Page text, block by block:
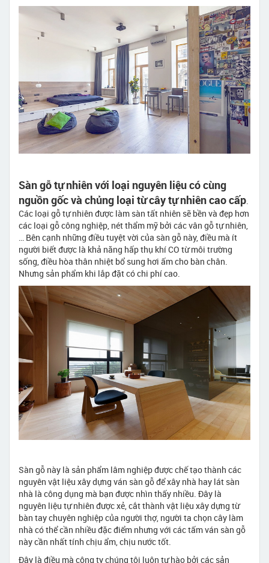
Sàn gỗ tự nhiên với loại nguyên liệu có cùng
nguồn gốc và chủng loại từ cây tự nhiên cao cấp
Các loại gỗ tự nhiên được làm sàn tất nhiên sẽ bền và đẹp hơn
các loại gỗ công nghiệp, nét thẩm mỹ bởi các vân gỗ tự nhiên,
… Bên cạnh những điều tuyệt vời của sàn gỗ này, điều mà ít
người biết được là khả năng hấp thụ khí CO từ môi trường
sống, điều hòa thân nhiệt bổ sung hơi ấm cho bàn chân.
Nhưng sản phẩm khi lắp đặt có chi phí cao.
Sàn gỗ này là sản phẩm lâm nghiệp được chế tạo thành các
nguyên vật liệu xây dựng ván sàn gỗ để xây nhà hay lát sàn
nhà là công dụng mà bạn được nhìn thấy nhiều. Đây là
nguyên liệu tự nhiên được xẻ, cắt thành vật liệu xây dựng từ
bàn tay chuyên nghiệp của người thợ, người ta chọn cây làm
nhà có thể cần nhiều đặc điểm nhưng với các tấm ván sàn gỗ
này cần nhất tính chịu ẩm, chịu nước tốt.
Đây là điều mà công ty chúng tôi luôn tự hào bởi các sản